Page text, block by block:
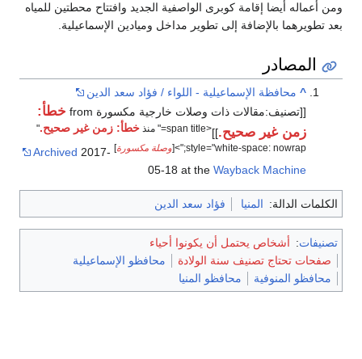
ومن أعماله أيضا إقامة كوبرى الواصفية الجديد وافتتاح محطتين للمياه
بعد تطويرهما بالإضافة إلى تطوير مداخل وميادين الإسماعيلية.
المصادر
^ محافظة الإسماعيلية - اللواء / فؤاد سعد الدين
[[تصنيف:مقالات ذات وصلات خارجية مكسورة from
خطأ:
زمن غير صحيح.]]<span title=" منذ خطأ: زمن غير صحيح."
style="white-space: nowrap;">[
وصلة مكسورة]
Archived 2017-
05-18 at theWayback Machine
الكلمات الدالة: المنيا فؤاد سعد الدين
تصنيفات: أشخاص يحتمل أن يكونوا أحياء
صفحات تحتاج تصنيف سنة الولادة
محافظو الإسماعيلية
محافظو المنوفية
محافظو المنيا